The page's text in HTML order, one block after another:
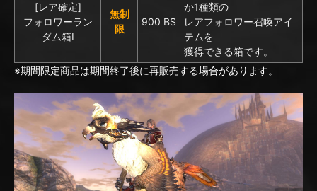
[レア確定]
フォロワーラン
ダム箱I
無制
限
900 BS
か1種類の
レアフォロワー召喚アイ
テムを
獲得できる箱です。
※期間限定商品は期間終了後に再販売する場合があります。